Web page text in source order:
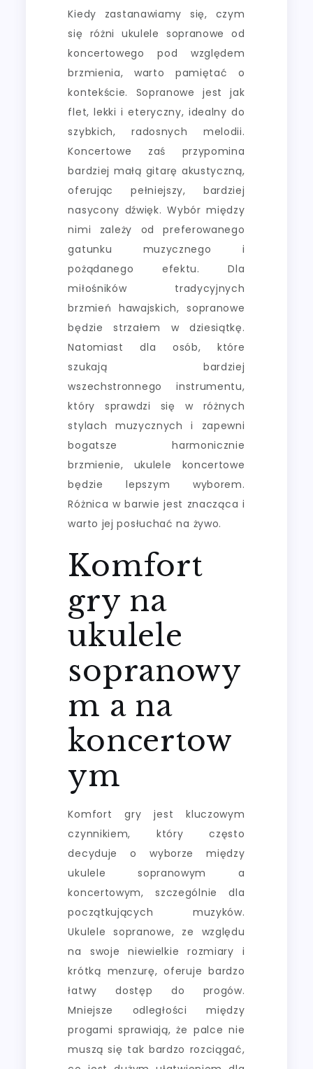
Kiedy zastanawiamy się, czym
się różni ukulele sopranowe od
koncertowego pod względem
brzmienia, warto pamiętać o
kontekście. Sopranowe jest jak
flet, lekki i eteryczny, idealny do
szybkich, radosnych melodii.
Koncertowe zaś przypomina
bardziej małą gitarę akustyczną,
oferując pełniejszy, bardziej
nasycony dźwięk. Wybór między
nimi zależy od preferowanego
gatunku muzycznego i
pożądanego efektu. Dla
miłośników tradycyjnych
brzmień hawajskich, sopranowe
będzie strzałem w dziesiątkę.
Natomiast dla osób, które
szukają bardziej
wszechstronnego instrumentu,
który sprawdzi się w różnych
stylach muzycznych i zapewni
bogatsze harmonicznie
brzmienie, ukulele koncertowe
będzie lepszym wyborem.
Różnica w barwie jest znacząca i
warto jej posłuchać na żywo.
Komfort
gry na
ukulele
sopranowy
m a na
koncertow
ym
Komfort gry jest kluczowym
czynnikiem, który często
decyduje o wyborze między
ukulele sopranowym a
koncertowym, szczególnie dla
początkujących muzyków.
Ukulele sopranowe, ze względu
na swoje niewielkie rozmiary i
krótką menzurę, oferuje bardzo
łatwy dostęp do progów.
Mniejsze odległości między
progami sprawiają, że palce nie
muszą się tak bardzo rozciągać,